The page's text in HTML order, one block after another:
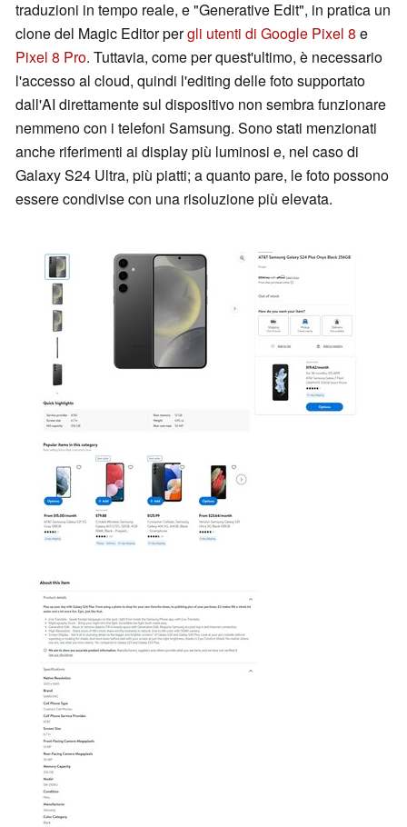
traduzioni in tempo reale, e "Generative Edit", in pratica un
clone del Magic Editor pergli utenti di Google Pixel 8 e
Pixel 8 Pro. Tuttavia, come per quest'ultimo, è necessario
l'accesso al cloud, quindi l'editing delle foto supportato
dall'AI direttamente sul dispositivo non sembra funzionare
nemmeno con i telefoni Samsung. Sono stati menzionati
anche riferimenti ai display più luminosi e, nel caso di
Galaxy S24 Ultra, più piatti; a quanto pare, le foto possono
essere condivise con una risoluzione più elevata.